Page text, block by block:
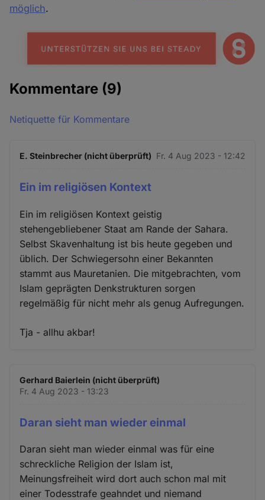
möglich.
Kommentare (9)
Netiquette für Kommentare
E. Steinbrecher (nicht überprüft) Fr. 4 Aug 2023 - 12:42
Ein im religiösen Kontext
Ein im religiösen Kontext geistig
stehengebliebener Staat am Rande der Sahara.
Selbst Skavenhaltung ist bis heute gegeben und
üblich. Der Schwiegersohn einer Bekannten
stammt aus Mauretanien. Die mitgebrachten, vom
Islam geprägten Denkstrukturen sorgen
regelmäßig für nicht mehr als genug Aufregungen.
Tja - allhu akbar!
Gerhard Baierlein (nicht überprüft)
Fr. 4 Aug 2023 - 13:23
Daran sieht man wieder einmal
Daran sieht man wieder einmal was für eine
schreckliche Religion der Islam ist,
Meinungsfreiheit wird dort auch schon mal mit
einer Todesstrafe geahndet und niemand